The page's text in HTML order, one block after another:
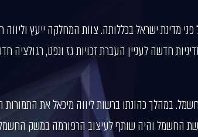
ישראל בכללותה. צוות המחלקה ייעץ וליווה
חדשה לעניין העברת זכויות גז ונפט, רגולציה
במהלך כהונתו ברשות ליווה מיכאל את
החשמל והיה שותף לעיצוב הרפורמה במשק